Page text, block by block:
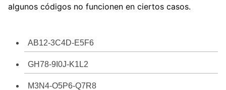
algunos códigos no funcionen en ciertos casos.
AB12-3C4D-E5F6
GH78-9I0J-K1L2
M3N4-O5P6-Q7R8